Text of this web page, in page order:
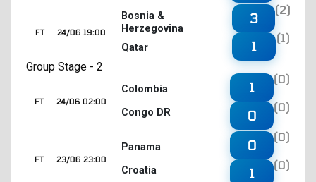
24/06 19:00
FT
Bosnia &
Herzegovina
Qatar
3
(2)
1
(1)
Group Stage - 2
24/06 02:00
FT
Colombia
Congo DR
1
(0)
0
(0)
23/06 23:00
FT
Panama
Croatia
0
(0)
1
(0)